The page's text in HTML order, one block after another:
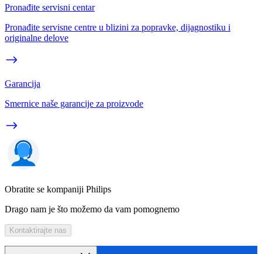
Pronađite servisni centar
Pronađite servisne centre u blizini za popravke, dijagnostiku i
originalne delove
Garancija
Smernice naše garancije za proizvode
Obratite se kompaniji Philips
Drago nam je što možemo da vam pomognemo
Kontaktirajte nas